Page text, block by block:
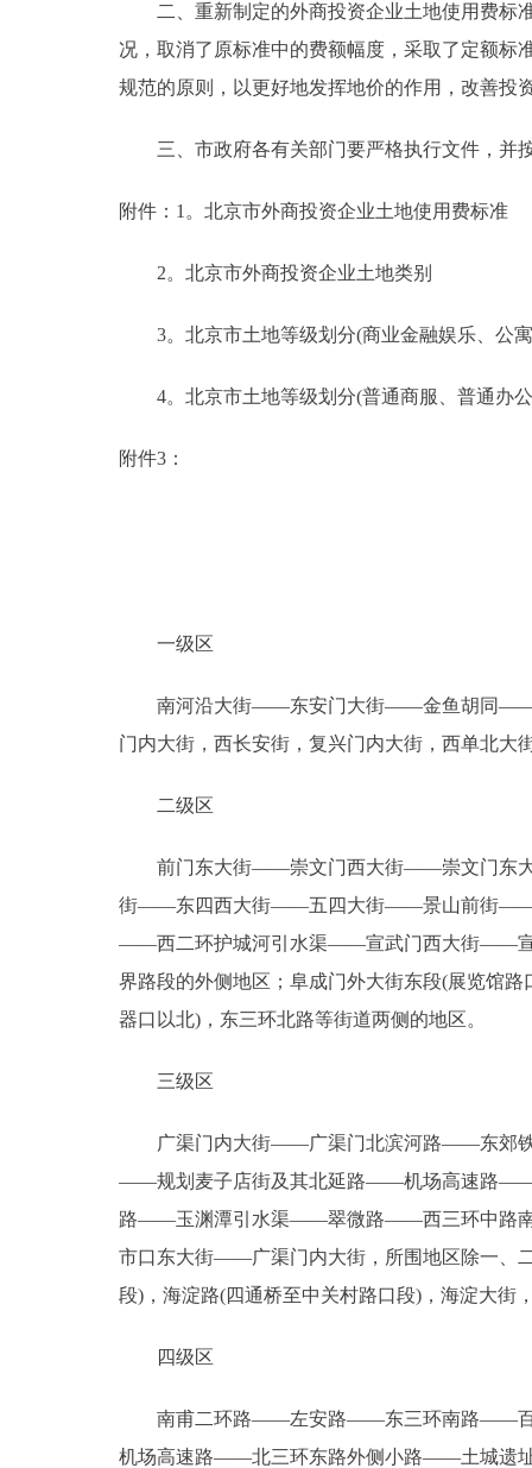
北京概况
绿色北京
DEUTSCH
ESPAÑOL
ITALIANO
二、重新制定的外商投资企业土地使用费标准
况，取消了原标准中的费额幅度，采取了定额标
规范的原则，以更好地发挥地价的作用，改善投
三、市政府各有关部门要严格执行文件，并
附件：1。北京市外商投资企业土地使用费标准
2。北京市外商投资企业土地类别
3。北京市土地等级划分(商业金融娱乐、公
4。北京市土地等级划分(普通商服、普通办公
附件3：
一级区
南河沿大街――东安门大街――金鱼胡同――东
门内大街，西长安街，复兴门内大街，西单北大
二级区
前门东大街――崇文门西大街――崇文门东
街――东四西大街――五四大街――景山前街
――西二环护城河引水渠――宣武门西大街――宣
界路段的外侧地区；阜成门外大街东段(展览馆
器口以北)，东三环北路等街道两侧的地区。
三级区
广渠门内大街――广渠门北滨河路――东郊
――规划麦子店街及其北延路――机场高速路
路――玉渊潭引水渠――翠微路――西三环中
市口东大街――广渠门内大街，所围地区除一、
段)，海淀路(四通桥至中关村路口段)，海淀大街
四级区
南甫二环路――左安路――东三环南路――百
机场高速路――北三环东路外侧小路――土城